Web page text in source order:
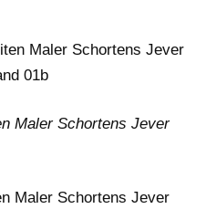
Maler Schortens Jever
Maler Schortens Jever